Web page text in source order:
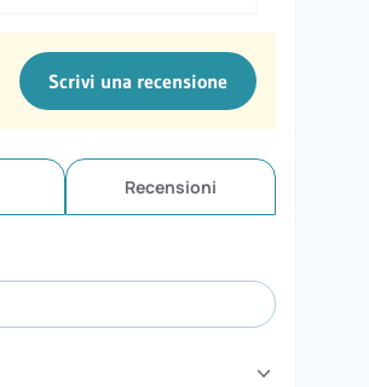
Scrivi una recensione
Recensioni